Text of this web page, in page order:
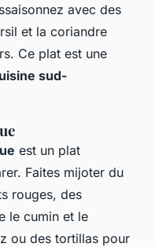
avec des
et la coriandre
Ce plat est une
sud-
est un plat
Faites mijoter du
rouges, des
le cumin et le
ou des tortillas pour